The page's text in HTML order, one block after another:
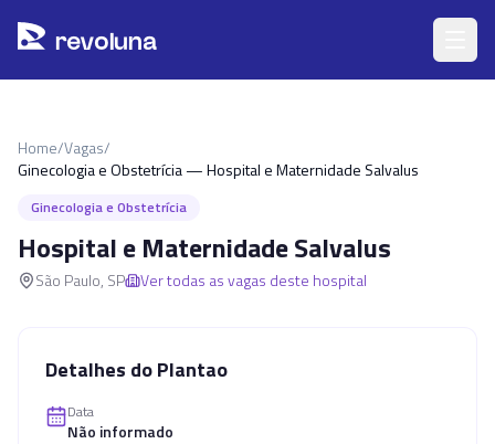
revoluna
Home/Vagas/
Ginecologia e Obstetrícia — Hospital e Maternidade Salvalus
Ginecologia e Obstetrícia
Hospital e Maternidade Salvalus
São Paulo, SP Ver todas as vagas deste hospital
Detalhes do Plantao
Data
Não informado